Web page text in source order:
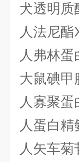
犬透明质
人法尼
人弗林
大鼠碘甲
人寡聚
人蛋白
人矢车